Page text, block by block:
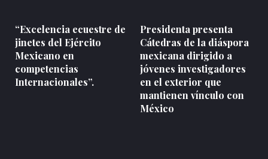
“Excelencia ecuestre de
jinetes del Ejército
Mexicano en
competencias
Internacionales”.
Presidenta presenta
Cátedras de la diáspora
mexicana dirigido a
jóvenes investigadores
en el exterior que
mantienen vínculo con
México